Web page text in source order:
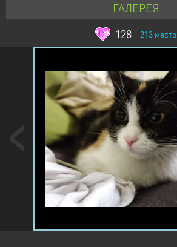
ГАЛЕРЕЯ
128
213 место